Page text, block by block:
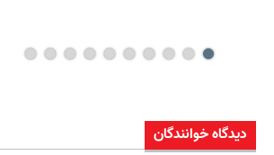
دیدگاه خوانندگان